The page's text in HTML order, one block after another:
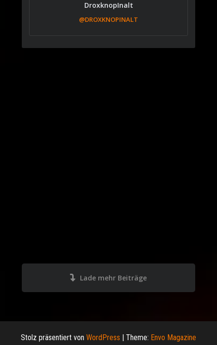
DroxknopInalt
@DROXKNOPINALT
Lade mehr Beiträge
Stolz präsentiert von WordPress | Theme: Envo Magazine